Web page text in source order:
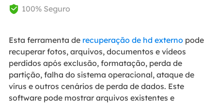
 100% Seguro
Esta ferramenta de recuperação de hd externopode
recuperar fotos, arquivos, documentos e vídeos
perdidos após exclusão, formatação, perda de
partição, falha do sistema operacional, ataque de
vírus e outros cenários de perda de dados. Este
software pode mostrar arquivos existentes e